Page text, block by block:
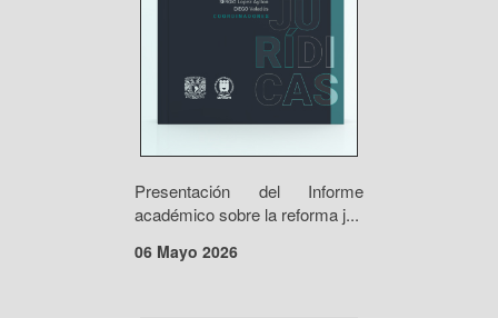
Presentación del Informe
académico sobre la reforma j...
06 Mayo 2026